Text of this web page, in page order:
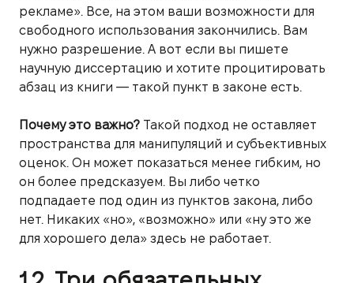
рекламе». Все, на этом ваши возможности для
свободного использования закончились. Вам
нужно разрешение. А вот если вы пишете
научную диссертацию и хотите процитировать
абзац из книги — такой пункт в законе есть.
Почему это важно? Такой подход не оставляет
пространства для манипуляций и субъективных
оценок. Он может показаться менее гибким, но
он более предсказуем. Вы либо четко
подпадаете под один из пунктов закона, либо
нет. Никаких «но», «возможно» или «ну это же
для хорошего дела» здесь не работает.